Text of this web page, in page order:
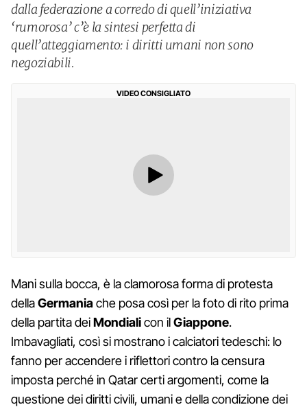
dalla federazione a corredo di quell’iniziativa
‘rumorosa’ c’è la sintesi perfetta di
quell’atteggiamento: i diritti umani non sono
negoziabili.
VIDEO CONSIGLIATO
Mani sulla bocca, è la clamorosa forma di protesta
dellaGermaniache posa così per la foto di rito prima
della partita deiMondialicon ilGiappone.
Imbavagliati, così si mostrano i calciatori tedeschi: lo
fanno per accendere i riflettori contro la censura
imposta perché in Qatar certi argomenti, come la
questione dei diritti civili, umani e della condizione dei